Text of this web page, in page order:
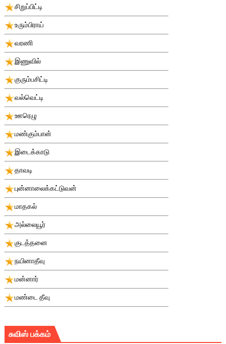
சிறுப்பிட்டி
உரும்பிராய்
வரணி
இணுவில்
குரும்பசிட்டி
வல்வெட்டி
ஊரெழு
மண்கும்பான்
இடைக்காடு
தாவடி
புன்னாலைக்கட்டுவன்
மாதகல்
அல்லையூர்
குடத்தனை
நயினாதீவு
மன்னார்
மண்டை தீவு
சுவிஸ் பக்கம்